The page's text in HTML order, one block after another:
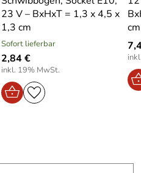
Holz
für Zuleitung bei elektrischen
Erzgebirge,
für Christbaumspitze –
23 V – BxHxT = 1,3 x 4,5 x
1,3 cm
Sofort lieferbar
2,84 €
inkl. 19% MwSt.
cm